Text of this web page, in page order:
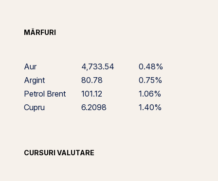
MĂRFURI
Aur 4,733.54
0.48%
Argint
80.78
0.75%
Petrol Brent
101.12
1.06%
Cupru
6.2098 1.40%
CURSURI VALUTARE